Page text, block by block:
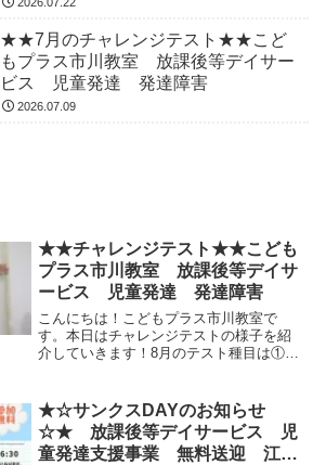
★★7月のチャレンジテスト★★こど
もプラス市川教室 放課後等デイサー
ビス 児童発達 発達障害
2026.07.09
★★チャレンジテスト★★こども
プラス市川教室 放課後等デイサ
ービス 児童発達 発達障害
こんにちは！こどもプラス市川教室で
す。本日はチャレンジテストの様子を紹
介していきます！8月のテスト種目は①長
に逆さ感覚、支持力と様々な力が大切に
なってきます。 夏休み...
★☆サンクスDAYのお知らせ
☆★ 放課後等デイサービス 児
童発達支援事業 無料送迎 江戸